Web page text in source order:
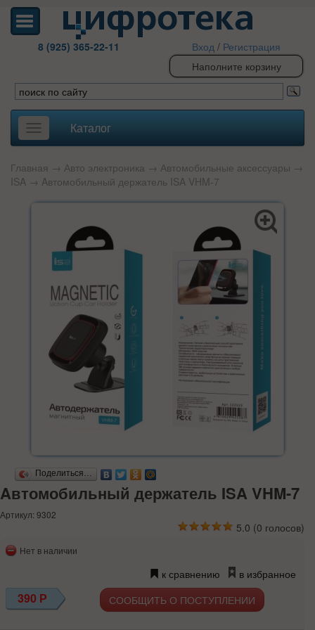
8 (925) 365-22-11 Вход / Регистрация
Наполните корзину
Toggle
navigation
Каталог
Главная → Авто электроника → Автомобильные аксессуары →
ISA → Aвтомобильный держатель ISA VHM-7
Поделиться…
Aвтомобильный держатель ISA VHM-7
Артикул: 9302
5.0 (0 голосов)
Нет в наличии
к сравнению в избранное
390 Р СООБЩИТЬ О ПОСТУПЛЕНИИ